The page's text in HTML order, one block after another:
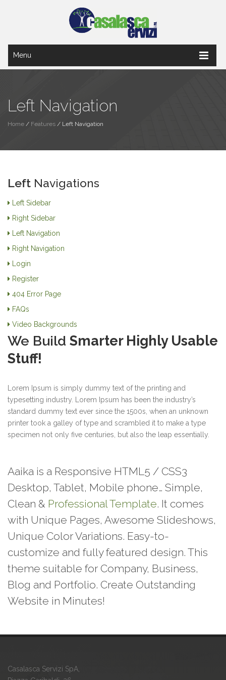
Menu
Left Navigation
Home / Features / Left Navigation
Left Navigations
Left Sidebar
Right Sidebar
Left Navigation
Right Navigation
Login
Register
404 Error Page
FAQs
Video Backgrounds
We Build Smarter Highly Usable
Stuff!
Lorem Ipsum is simply dummy text of the printing and
typesetting industry. Lorem Ipsum has been the industry’s
standard dummy text ever since the 1500s, when an unknown
printer took a galley of type and scrambled it to make a type
specimen not only five centuries, but also the leap essentially.
Aaika is a Responsive HTML5 / CSS3
Desktop, Tablet, Mobile phone… Simple,
Clean & Professional Template. It comes
with Unique Pages, Awesome Slideshows,
Unique Color Variations. Easy-to-
customize and fully featured design. This
theme suitable for Company, Business,
Blog and Portfolio. Create Outstanding
Website in Minutes!
Casalasca Servizi SpA,